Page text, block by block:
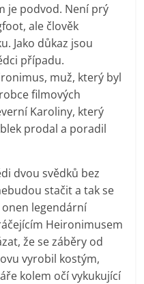
je podvod. Není prý
ale člověk
Jako důkaz jsou
případu.
muž, který byl
filmových
Karoliny, který
prodal a poradil
dvou svědků bez
stačit a tak se
legendární
Heironimusem
že se záběry od
vyrobil kostým,
kolem očí vykukující